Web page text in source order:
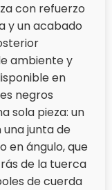
con refuerzo
y un acabado
ambiente y
en
negros
sola pieza: un
junta de
en ángulo, que
de la tuerca
de cuerda